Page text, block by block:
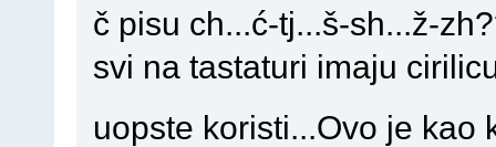
č pisu ch...ć-tj...š-sh...ž-
svi na tastaturi imaju
uopste koristi...Ovo je kao